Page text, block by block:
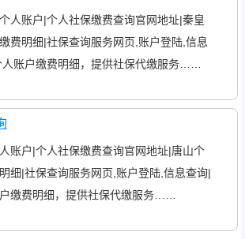
人账户|个人社保缴费查询官网地址|秦皇
费明细|社保查询服务网页,账户登陆,信息
账户缴费明细，提供社保代缴服务……
账户|个人社保缴费查询官网地址|唐山个
细|社保查询服务网页,账户登陆,信息查询|
缴费明细，提供社保代缴服务……